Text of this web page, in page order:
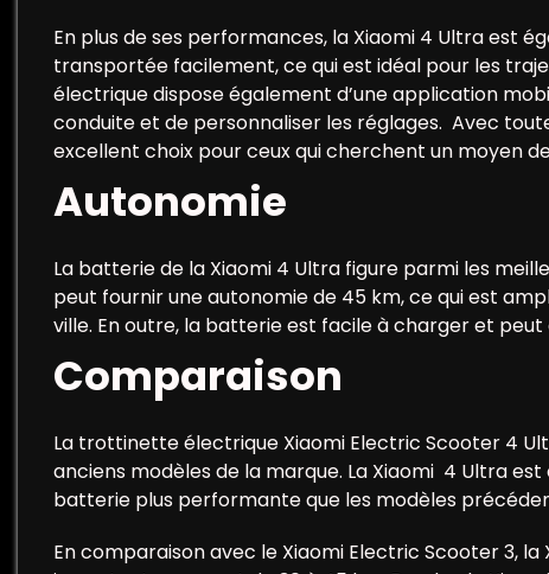
En plus de ses performances, la Xiaomi 4 Ultra est
transportée facilement, ce qui est idéal pour les
électrique dispose également d’une application
conduite et de personnaliser les réglages. Avec
excellent choix pour ceux qui cherchent un moyen
Autonomie
La batterie de la Xiaomi 4 Ultra figure parmi les
peut fournir une autonomie de 45 km, ce qui est
ville. En outre, la batterie est facile à charger et
Comparaison
La trottinette électrique Xiaomi Electric Scooter 4
anciens modèles de la marque. La Xiaomi 4 Ultra
batterie plus performante que les modèles
En comparaison avec le Xiaomi Electric Scooter 3,